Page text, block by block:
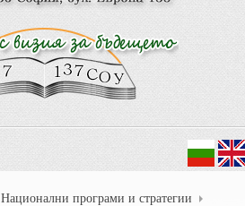
Национални програми и стратегии